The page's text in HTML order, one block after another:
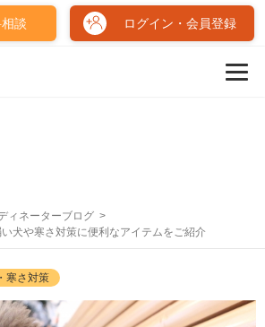
談 ログイン・会員登録
ィネーターブログ
い犬や寒さ対策に便利なアイテムをご紹介
寒さ対策